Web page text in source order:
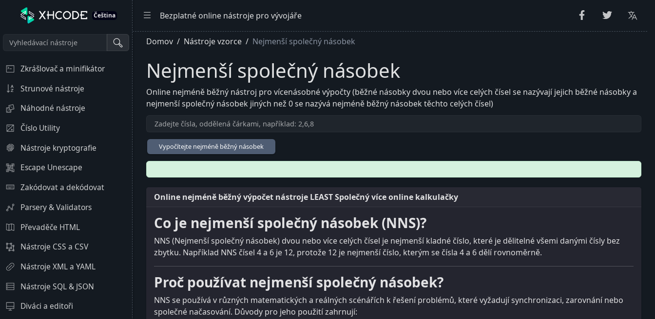
Čeština
Zkrášlovač a minifikátor
Strunové nástroje
Náhodné nástroje
Číslo Utility
Nástroje kryptografie
Escape Unescape
Zakódovat a dekódovat
Parsery & Validators
Převaděče HTML
Nástroje CSS a CSV
Nástroje XML a YAML
Nástroje SQL & JSON
Diváci a editoři
Bezplatné online nástroje pro vývojáře
Domov Nástroje vzorce Nejmenší společný násobek
Nejmenší společný násobek
Online nejméně běžný nástroj pro vícenásobné výpočty (běžné násobky dvou nebo více celých čísel se nazývají jejich běžné násobky a
nejmenší společný násobek jiných než 0 se nazývá nejméně běžný násobek těchto celých čísel)
Vypočítejte nejméně běžný násobek
Online nejméně běžný výpočet nástroje LEAST Společný více online kalkulačky
Co je nejmenší společný násobek (NNS)?
NNS (Nejmenší společný násobek) dvou nebo více celých čísel je nejmenší kladné číslo, které je dělitelné všemi danými čísly bez
zbytku. Například NNS čísel 4 a 6 je 12, protože 12 je nejmenší číslo, kterým se čísla 4 a 6 dělí rovnoměrně.
Proč používat nejmenší společný násobek?
NNS se používá v různých matematických a reálných scénářích k řešení problémů, které vyžadují synchronizaci, zarovnání nebo
společné načasování. Důvody pro jeho použití zahrnují: